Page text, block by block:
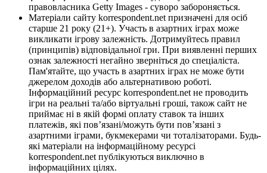
правовласника Getty Images - суворо забороняється.
Матеріали сайту korrespondent.net призначені для осіб
старше 21 року (21+). Участь в азартних іграх може
викликати ігрову залежність. Дотримуйтесь правил
(принципів) відповідальної гри. При виявленні перших
ознак залежності негайно зверніться до спеціаліста.
Пам'ятайте, що участь в азартних іграх не може бути
джерелом доходів або альтернативою роботі.
Інформаційний ресурс korrespondent.net не проводить
ігри на реальні та/або віртуальні гроші, також сайт не
приймає ні в якій формі оплату ставок та інших
платежів, які пов’язані/можуть бути пов’язані з
азартними іграми, букмекерами чи тоталізаторами. Будь-
які матеріали на інформаційному ресурсі
korrespondent.net публікуються виключно в
інформаційних цілях.